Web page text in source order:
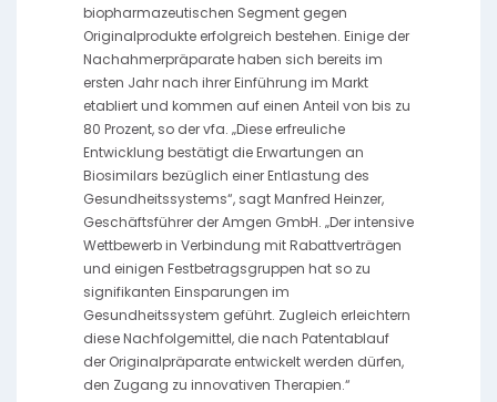
biopharmazeutischen Segment gegen
Originalprodukte erfolgreich bestehen. Einige der
Nachahmerpräparate haben sich bereits im
ersten Jahr nach ihrer Einführung im Markt
etabliert und kommen auf einen Anteil von bis zu
80 Prozent, so der vfa. „Diese erfreuliche
Entwicklung bestätigt die Erwartungen an
Biosimilars bezüglich einer Entlastung des
Gesundheitssystems“, sagt Manfred Heinzer,
Geschäftsführer der Amgen GmbH. „Der intensive
Wettbewerb in Verbindung mit Rabattverträgen
und einigen Festbetragsgruppen hat so zu
signifikanten Einsparungen im
Gesundheitssystem geführt. Zugleich erleichtern
diese Nachfolgemittel, die nach Patentablauf
der Originalpräparate entwickelt werden dürfen,
den Zugang zu innovativen Therapien.“